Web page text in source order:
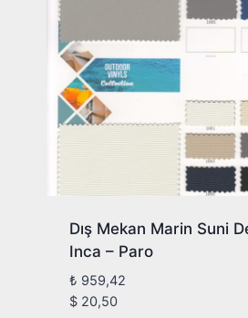
Dış Mekan Marin Suni
Inca – Paro
₺ 959,42
$20,50